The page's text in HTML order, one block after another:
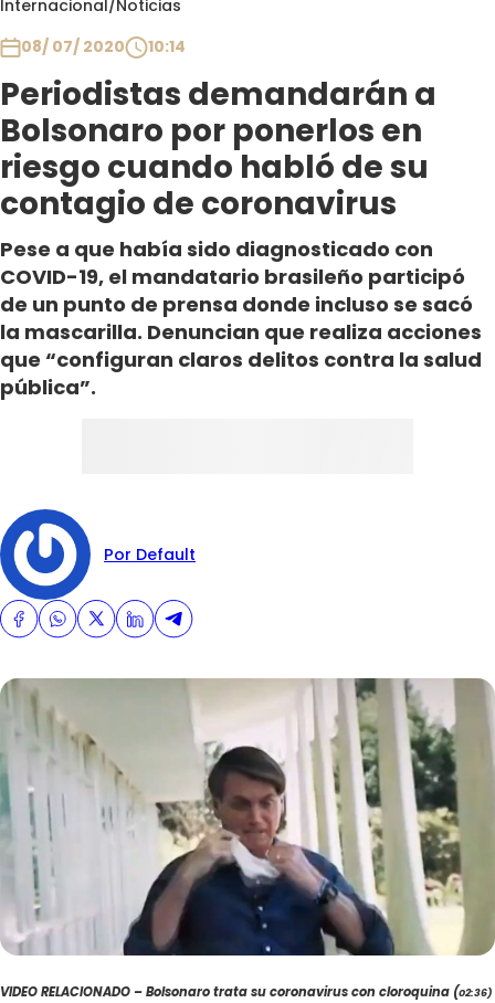
Internacional/Noticias
08/ 07/ 2020
10:14
Periodistas demandarán a
Bolsonaro por ponerlos en
riesgo cuando habló de su
contagio de coronavirus
Pese a que había sido diagnosticado con
COVID-19, el mandatario brasileño participó
de un punto de prensa donde incluso se sacó
la mascarilla. Denuncian que realiza acciones
que “configuran claros delitos contra la salud
pública”.
Por Default
VIDEO RELACIONADO – Bolsonaro trata su coronavirus con cloroquina (02:36)
Club De La Comedia
Contigo en Directo
Plan Perfecto
El Tiempo
Sabingo
Todos Los Programas